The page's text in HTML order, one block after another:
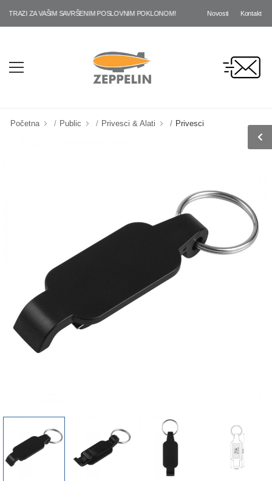
ZA VAŠIM SAVRŠENIM POSLOVNIM POKLONOM! Novosti Kontakt
Početna Public Privesci & Alati Privesci